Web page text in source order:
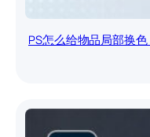
PS怎么给物品局部换